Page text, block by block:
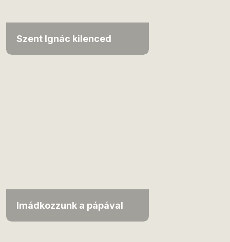
Szent Ignác kilenced
Imádkozzunk a pápával